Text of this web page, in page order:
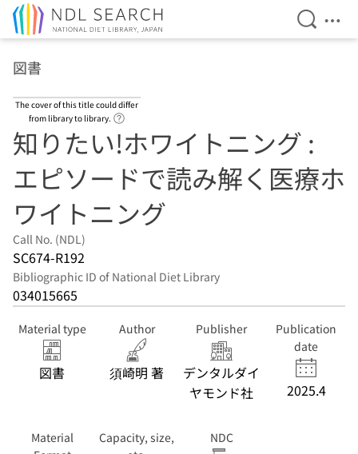
Open
図書
The cover of this title could differ
from library to library.
知りたい!ホワイトニング :
エピソードで読み解く医療ホ
ワイトニング
Call No. (NDL)
SC674-R192
Bibliographic ID of National Diet Library
034015665
Material type
図書
Author
須崎明 著
Publisher
デンタルダイ
ヤモンド社
Publication
date
2025.4
Material
Capacity, size,
NDC